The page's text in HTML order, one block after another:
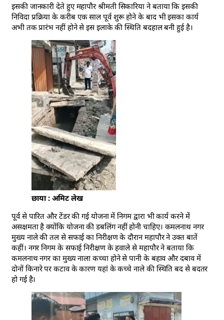
इसकी जानकारी देते हुए महापौर श्रीमती सिकारिया ने बताया कि इसकी
निविदा प्रक्रिया के करीब एक साल पूर्व शुरू होने के बाद भी इसका कार्य
अभी तक प्रारंभ नहीं होने से इस इलाके की स्थिति बदहाल बनी हुई है।
छाया : अमिट लेख
पूर्व से पारित और टेंडर की गई योजना में निगम द्वारा भी कार्य करने में
असक्षमता है क्योंकि योजना की डबलिंग नहीं होनी चाहिए। कमलनाथ नगर
मुख्य नाले की तल से सफाई का निरीक्षण के दौरान महापौर ने उक्त बातें
कहीं। नगर निगम के सफाई निरीक्षण के हवाले से महापौर ने बताया कि
कमलनाथ नगर का मुख्य नाला कच्चा होने से पानी के बहाव और दबाव में
दोनों किनारे पर कटाव के कारण यहां के कच्चे नाले की स्थिति बद से बदतर
हो गई है।